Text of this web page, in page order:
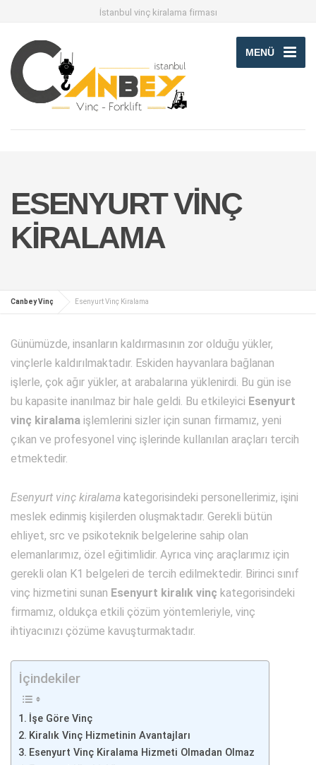
İstanbul vinç kiralama firması
MENÜ
ESENYURT VINÇ
KIRALAMA
Canbey Vinç Esenyurt Vinç Kiralama
Günümüzde, insanların kaldırmasının zor olduğu yükler,
vinçlerle kaldırılmaktadır. Eskiden hayvanlara bağlanan
işlerle, çok ağır yükler, at arabalarına yüklenirdi. Bu gün ise
bu kapasite inanılmaz bir hale geldi. Bu etkileyici Esenyurt
vinç kiralama işlemlerini sizler için sunan firmamız, yeni
çıkan ve profesyonel vinç işlerinde kullanılan araçları tercih
etmektedir.
Esenyurt vinç kiralama kategorisindeki personellerimiz, işini
meslek edinmiş kişilerden oluşmaktadır. Gerekli bütün
ehliyet, src ve psikoteknik belgelerine sahip olan
elemanlarımız, özel eğitimlidir. Ayrıca vinç araçlarımız için
gerekli olan K1 belgeleri de tercih edilmektedir. Birinci sınıf
vinç hizmetini sunan Esenyurt kiralık vinç kategorisindeki
firmamız, oldukça etkili çözüm yöntemleriyle, vinç
ihtiyacınızı çözüme kavuşturmaktadır.
İçindekiler
İşe Göre Vinç
Kiralık Vinç Hizmetinin Avantajları
Esenyurt Vinç Kiralama Hizmeti Olmadan Olmaz